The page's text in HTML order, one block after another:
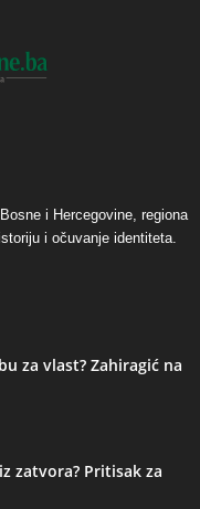
i Hercegovine, regiona
i očuvanje identiteta.
za vlast? Zahiragić na
zatvora? Pritisak za